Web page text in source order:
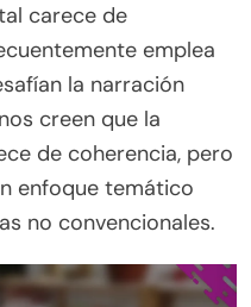
carece de
emplea
la narración
creen que la
de coherencia, pero
enfoque temático
no convencionales.